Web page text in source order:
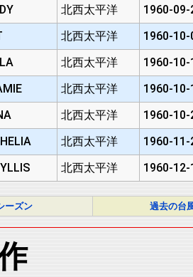
北西太平洋
1960-09-
北西太平洋
1960-10-
北西太平洋
1960-10-
北西太平洋
1960-10-
北西太平洋
1960-10-
北西太平洋
1960-11-
北西太平洋 1960-12-
ーズン 過去の台